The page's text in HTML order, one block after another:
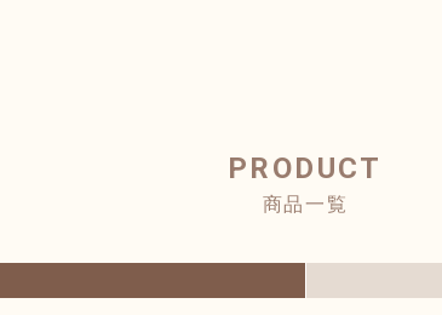
PRODUCT
商品一覧